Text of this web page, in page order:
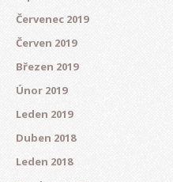
Červenec 2019
Červen 2019
Březen 2019
Únor 2019
Leden 2019
Duben 2018
Leden 2018